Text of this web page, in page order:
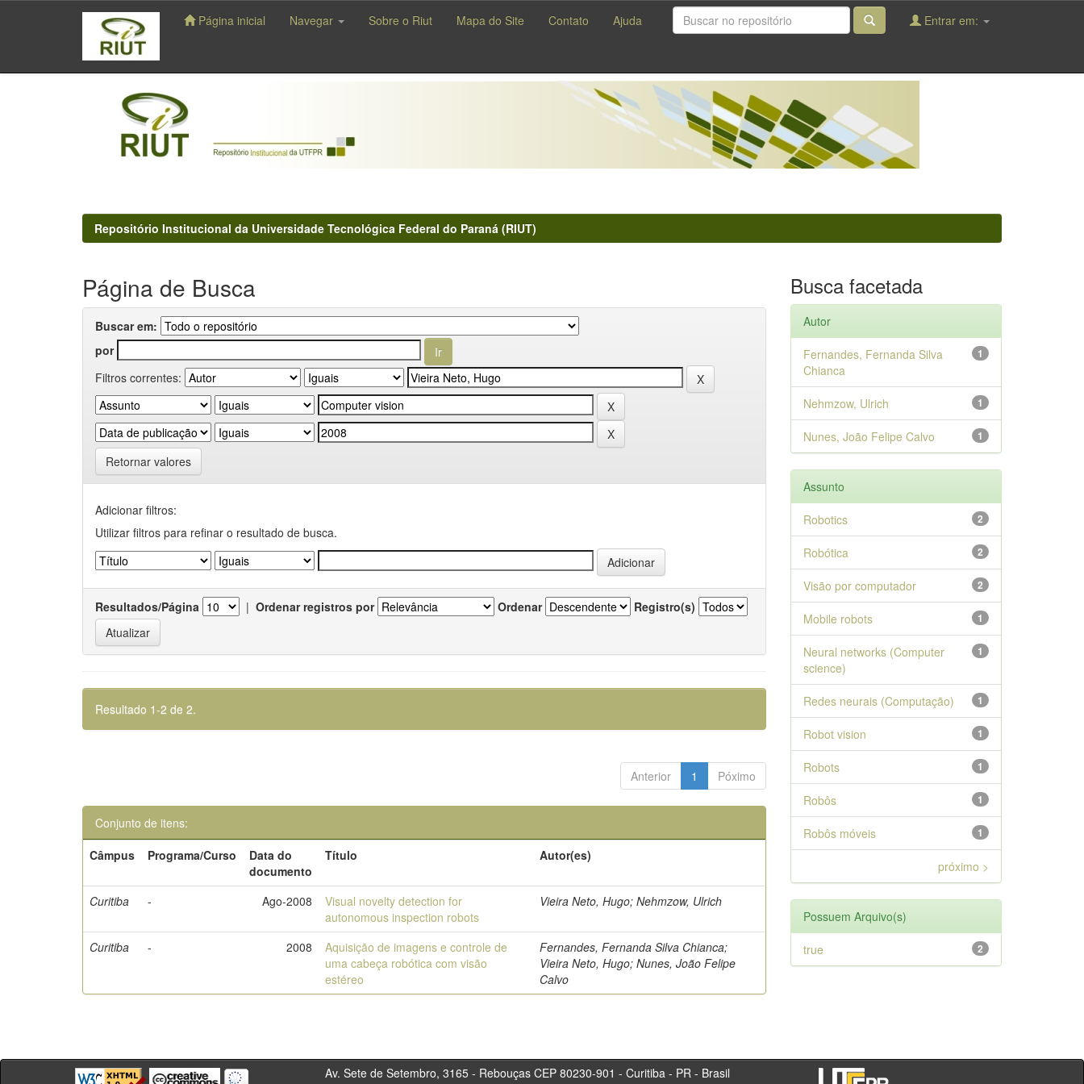
navigation
Página inicial Navegar Sobre o Riut Mapa do Site Contato Ajuda Entrar em:
Repositório Institucional da Universidade Tecnológica Federal do Paraná (RIUT)
Página de Busca
Buscar em:
por
Filtros correntes:
Retornar valores
Adicionar filtros:
Utilizar filtros para refinar o resultado de busca.
Resultados/Página | Ordenar registros por Ordenar Registro(s)
Resultado 1-2 de 2.
Anterior 1 Póximo
Conjunto de itens:
Câmpus
Programa/Curso
Data do
documento
Título Autor(es)
Curitiba - Ago-2008
Visual novelty detection for
autonomous inspection robots
Vieira Neto, Hugo; Nehmzow, Ulrich
Curitiba - 2008
Aquisição de imagens e controle de
uma cabeça robótica com visão
estéreo
Fernandes, Fernanda Silva Chianca;
Vieira Neto, Hugo; Nunes, João Felipe
Calvo
Busca facetada
Autor
1
Fernandes, Fernanda Silva
Chianca
1
Nehmzow, Ulrich
1
Nunes, João Felipe Calvo
Assunto
2
Robotics
2
Robótica
2
Visão por computador
1
Mobile robots
1
Neural networks (Computer
science)
1
Redes neurais (Computação)
1
Robot vision
1
Robots
1
Robôs
1
Robôs móveis
próximo >
Possuem Arquivo(s)
2
true
Av. Sete de Setembro, 3165 - Rebouças CEP 80230-901 - Curitiba - PR - Brasil